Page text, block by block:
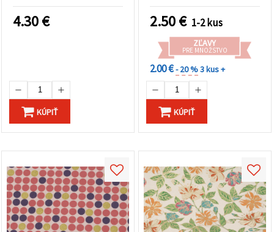
4.30€
KÚPIŤ
2.50€ 1-2 kus
ZĽAVY
PRE MNOŽSTVO
2.00 €- 20 %3 kus +
KÚPIŤ